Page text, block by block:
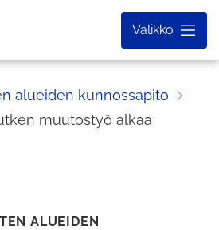
Valikko
alueiden kunnossapito
muutostyö alkaa
ALUEIDEN